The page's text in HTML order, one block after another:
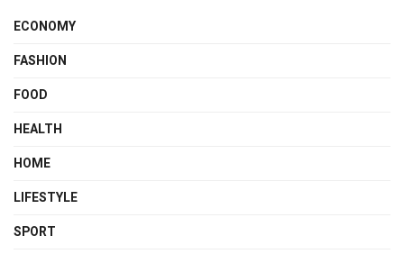
ECONOMY
FASHION
FOOD
HEALTH
HOME
LIFESTYLE
SPORT